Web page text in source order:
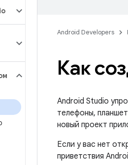
Android Developers
Как
Android Studio
телефоны,
новый проект
Если у вас нет
приветствия